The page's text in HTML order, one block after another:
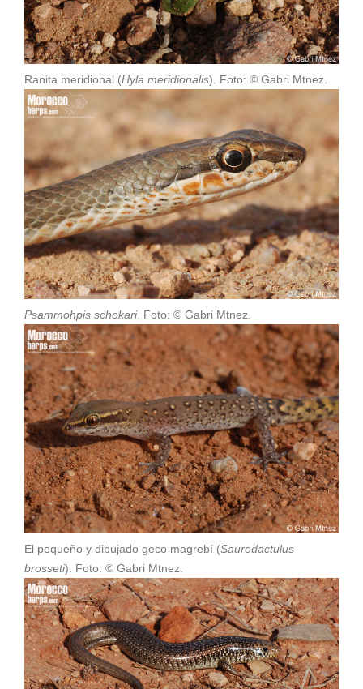
Ranita meridional (Hyla meridionalis). Foto: © Gabri Mtnez.
Psammohpis schokari. Foto: © Gabri Mtnez.
El pequeño y dibujado geco magrebí (Saurodactulus
brosseti). Foto: © Gabri Mtnez.